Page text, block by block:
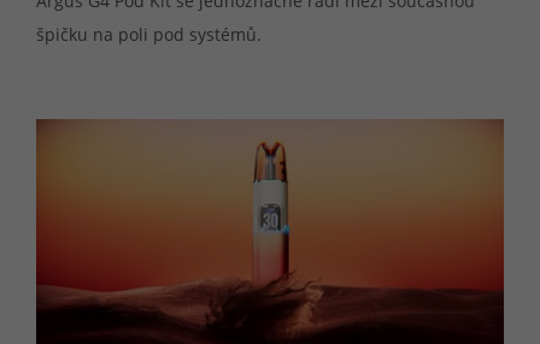
špičku na poli pod systémů.